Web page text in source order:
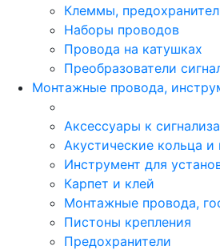
Клеммы,
Наборы проводов
Провода на катушках
Преобразователи
Монтажные провода,
Аксессуары к
Акустические кольца
Инструмент для
Карпет и клей
Монтажные провода,
Пистоны крепления
Предохранители